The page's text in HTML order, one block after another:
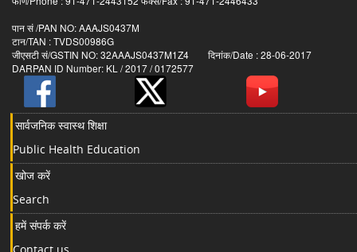
पान सं /PAN NO: AAAJS0437M
टान/TAN : TVDS00986G
जीएसटी सं/GSTIN NO: 32AAAJS0437M1Z4 दिनांक/Date : 28-06-2017
DARPAN ID Number: KL / 2017 / 0172577
सार्वजनिक स्वास्थ शिक्षा
Public Health Education
खोज करें
Search
हमें संपर्क करें